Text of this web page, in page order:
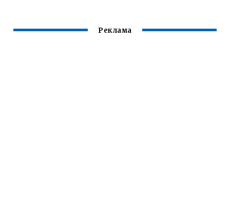
Реклама